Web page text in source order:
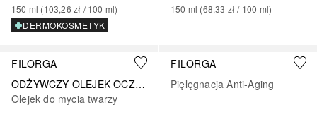
150 ml (103,26 zł / 100 ml)
DERMOKOSMETYK
150 ml (68,33 zł / 100 ml)
FILORGA
ODŻYWCZY OLEJEK OCZYSZCZAJĄCY
Olejek do mycia twarzy
FILORGA
Pięlęgnacja Anti-Aging